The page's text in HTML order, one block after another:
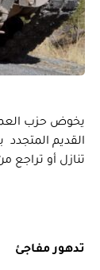
يخوض حزب
القديم المتجدد
تنازل أو تراجع
تدهور مفاجئ